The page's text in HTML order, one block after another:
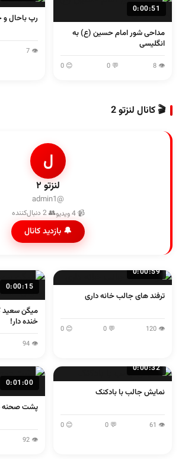
0:00:51
مداحی شور امام حسین (ع) به
انگلیسی
👁 8
💬 0
😊 0
رپ باحال و
👁 7
🎬 کانال لنزتو 2
ل
لنزتو ۲
@admin1
📹 4 ویدیو 👥 2 دنبال‌کننده
🔔 بازدید کانال
0:00:59
ترفند های جالب خانه داری
👁 120
💬 0
😊 0
0:00:15
میگن سعید
خنده دار!
👁 94
0:00:32
نمایش جالب با بادکنک
👁 61
💬 0
😊 0
0:01:00
پشت صحنه
👁 92